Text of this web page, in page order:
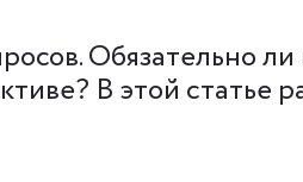
Обязательно ли
В этой статье